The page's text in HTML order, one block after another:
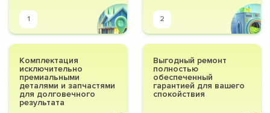
1 2
Комплектация
исключительно
премиальными
деталями и запчастями
для долговечного
результата
Выгодный ремонт
полностью
обеспеченный
гарантией для вашего
спокойствия